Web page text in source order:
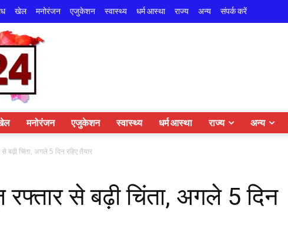
खेल मनोरंजन एजुकेशन स्वास्थ्य धर्म आस्था राज्य अन्य संपर्क करें
मनोरंजन एजुकेशन स्वास्थ्य धर्म आस्था राज्य अन्य
बढ़ी चिंता, अगले 5 दिन रहिए तैयार
से बढ़ी चिंता, अगले 5 दिन